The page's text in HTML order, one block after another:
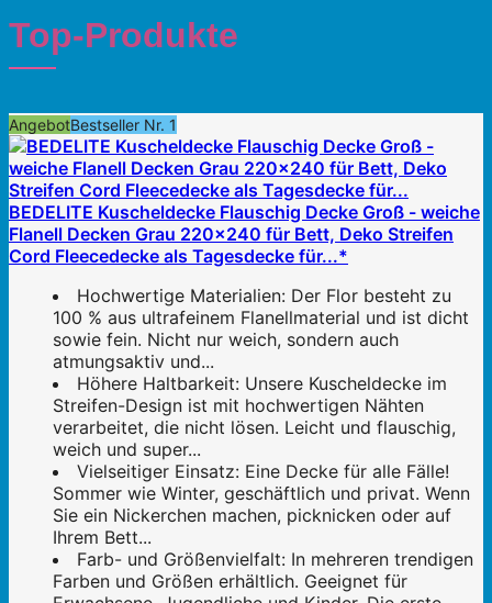
Top-Produkte
AngebotBestseller Nr. 1
BEDELITE Kuscheldecke Flauschig Decke Groß - weiche
Flanell Decken Grau 220x240 für Bett, Deko Streifen
Cord Fleecedecke als Tagesdecke für...*
Hochwertige Materialien: Der Flor besteht zu
100 % aus ultrafeinem Flanellmaterial und ist dicht
sowie fein. Nicht nur weich, sondern auch
atmungsaktiv und...
Höhere Haltbarkeit: Unsere Kuscheldecke im
Streifen-Design ist mit hochwertigen Nähten
verarbeitet, die nicht lösen. Leicht und flauschig,
weich und super...
Vielseitiger Einsatz: Eine Decke für alle Fälle!
Sommer wie Winter, geschäftlich und privat. Wenn
Sie ein Nickerchen machen, picknicken oder auf
Ihrem Bett...
Farb- und Größenvielfalt: In mehreren trendigen
Farben und Größen erhältlich. Geeignet für